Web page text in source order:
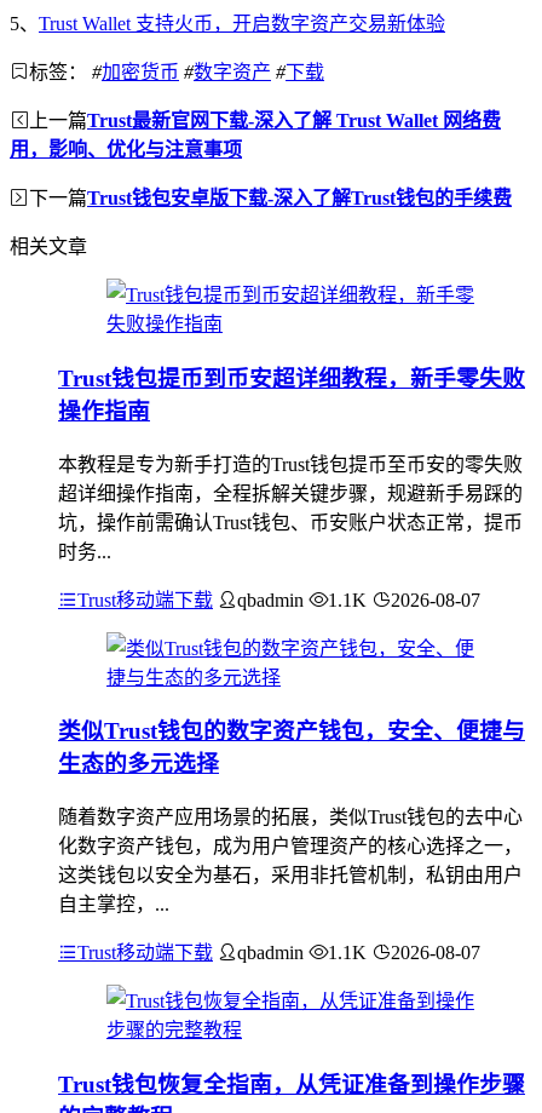
5、 Trust Wallet 支持火币，开启数字资产交易新体验
标签： #加密货币 #数字资产 #下载
上一篇Trust最新官网下载-深入了解 Trust Wallet 网络费
用，影响、优化与注意事项
下一篇Trust钱包安卓版下载-深入了解Trust钱包的手续费
相关文章
Trust钱包提币到币安超详细教程，新手零失败
操作指南
本教程是专为新手打造的Trust钱包提币至币安的零失败
超详细操作指南，全程拆解关键步骤，规避新手易踩的
坑，操作前需确认Trust钱包、币安账户状态正常，提币
时务...
Trust移动端下载 qbadmin 1.1K 2026-08-07
类似Trust钱包的数字资产钱包，安全、便捷与
生态的多元选择
随着数字资产应用场景的拓展，类似Trust钱包的去中心
化数字资产钱包，成为用户管理资产的核心选择之一，
这类钱包以安全为基石，采用非托管机制，私钥由用户
自主掌控，...
Trust移动端下载 qbadmin 1.1K 2026-08-07
Trust钱包恢复全指南，从凭证准备到操作步骤